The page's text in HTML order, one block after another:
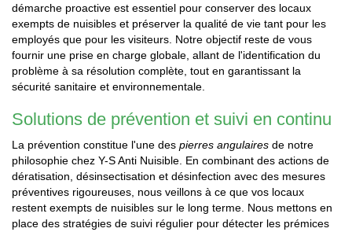
démarche proactive est essentiel pour conserver des locaux
exempts de nuisibles et préserver la qualité de vie tant pour les
employés que pour les visiteurs. Notre objectif reste de vous
fournir une prise en charge globale, allant de l'identification du
problème à sa résolution complète, tout en garantissant la
sécurité sanitaire et environnementale.
Solutions de prévention et suivi en continu
La prévention constitue l'une des pierres angulaires de notre
philosophie chez Y-S Anti Nuisible. En combinant des actions de
dératisation, désinsectisation et désinfection avec des mesures
préventives rigoureuses, nous veillons à ce que vos locaux
restent exempts de nuisibles sur le long terme. Nous mettons en
place des stratégies de suivi régulier pour détecter les prémices